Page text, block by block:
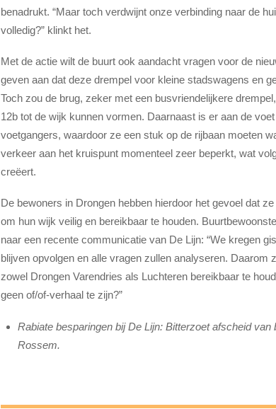
benadrukt. “Maar toch verdwijnt onze verbinding naar de
volledig?” klinkt het.
Met de actie wilt de buurt ook aandacht vragen voor de
geven aan dat deze drempel voor kleine stadswagens en
Toch zou de brug, zeker met een busvriendelijkere
12b tot de wijk kunnen vormen. Daarnaast is er aan de
voetgangers, waardoor ze een stuk op de rijbaan moeten
verkeer aan het kruispunt momenteel zeer beperkt, wat
creëert.
De bewoners in Drongen hebben hierdoor het gevoel dat
om hun wijk veilig en bereikbaar te houden.
naar een recente communicatie van De Lijn: “We kregen
blijven opvolgen en alle vragen zullen analyseren.
zowel Drongen Varendries als Luchteren bereikbaar te
geen of/of-verhaal te zijn?”
Rabiate besparingen bij De Lijn: Bitterzoet afscheid
Rossem.